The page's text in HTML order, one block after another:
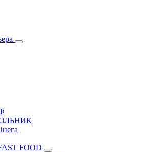
FOOD